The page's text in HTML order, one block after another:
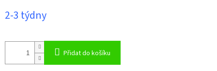
cena:
2-3 týdny
Přidat do košíku